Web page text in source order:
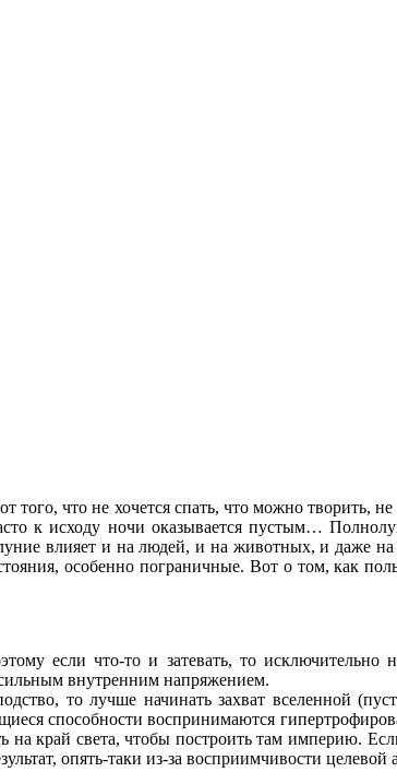
того, что не хочется спать, что можно
к исходу ночи оказывается пустым…
влияет и на людей, и на животных, и даже
особенно пограничные. Вот о том, как
если что-то и затевать, то
внутренним напряжением.
то лучше начинать захват вселенной
способности воспринимаются
на край света, чтобы построить там империю.
опять-таки из-за восприимчивости целевой